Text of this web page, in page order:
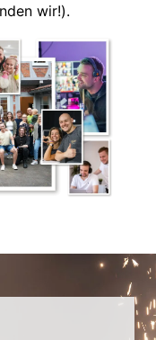
wir!).